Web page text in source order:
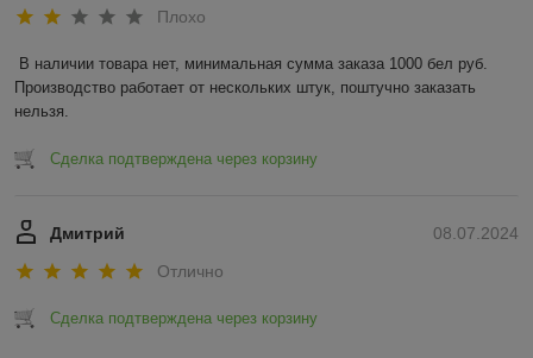
Плохо
В наличии товара нет, минимальная сумма заказа 1000 бел руб.
Производство работает от нескольких штук, поштучно заказать
нельзя.
Сделка подтверждена через корзину
08.07.2024
Дмитрий
Отлично
Сделка подтверждена через корзину